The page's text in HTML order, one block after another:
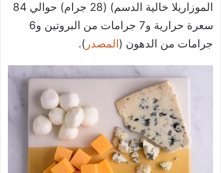
الموزاريلا خالية الدسم) (28 جرام) حوالي 84
سعرة حرارية و7 جرامات من البروتين و6
جرامات من الدهون (المصدر ).